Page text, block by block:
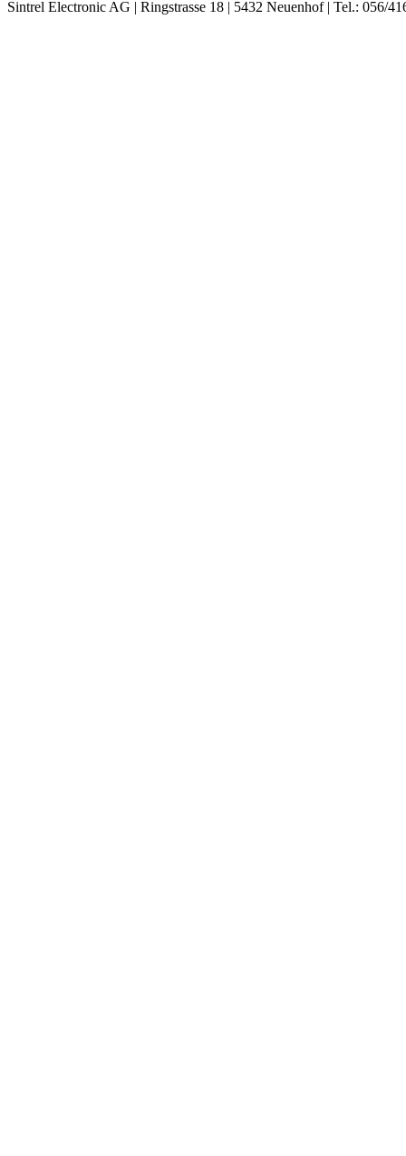
Sintrel Electronic AG | Ringstrasse 18 | 5432 Neuenhof | Tel.: 056/